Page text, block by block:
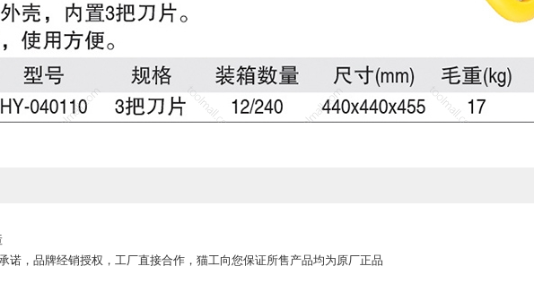
诺，品牌经销授权，工厂直接合作，猫工向您保证所售产品均为原厂正品